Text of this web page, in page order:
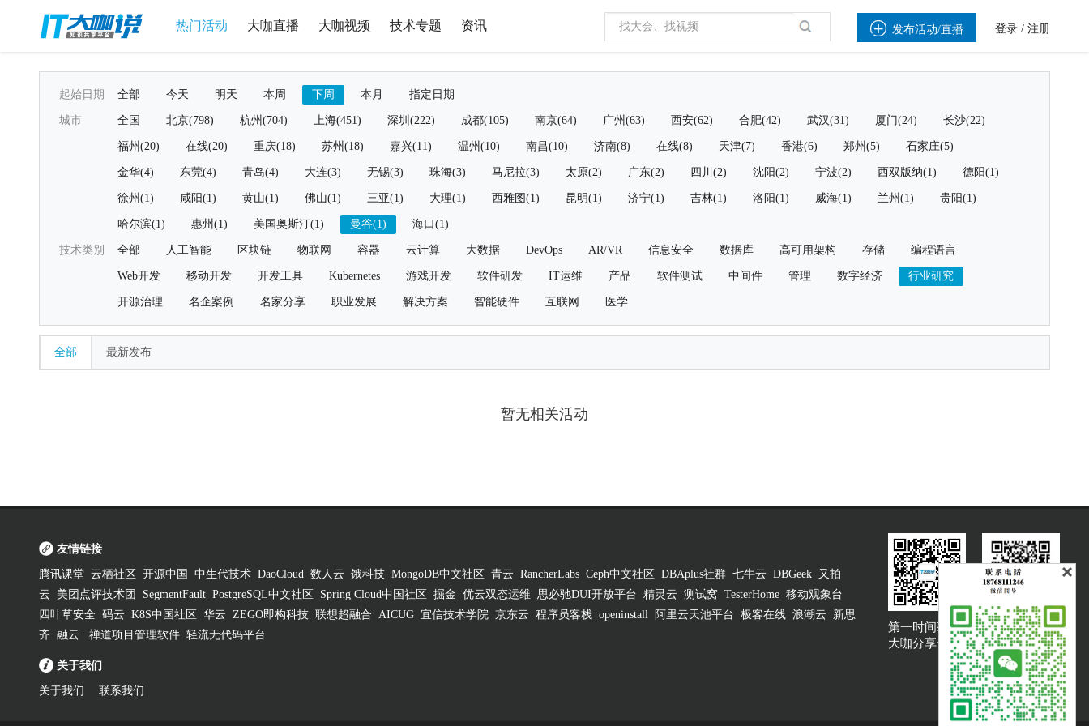
热门活动 大咖直播 大咖视频 技术专题 资讯  发布活动/直播 登录 / 注册
起始日期 全部 今天 明天 本周 下周 本月 指定日期
城市 全国 北京(798) 杭州(704) 上海(451) 深圳(222) 成都(105) 南京(64) 广州(63) 西安(62) 合肥(42) 武汉(31) 厦门(24) 长沙(22)
福州(20) 在线(20) 重庆(18) 苏州(18) 嘉兴(11) 温州(10) 南昌(10) 济南(8) 在线(8) 天津(7) 香港(6) 郑州(5) 石家庄(5)
金华(4) 东莞(4) 青岛(4) 大连(3) 无锡(3) 珠海(3) 马尼拉(3) 太原(2) 广东(2) 四川(2) 沈阳(2) 宁波(2) 西双版纳(1) 德阳(1)
徐州(1) 咸阳(1) 黄山(1) 佛山(1) 三亚(1) 大理(1) 西雅图(1) 昆明(1) 济宁(1) 吉林(1) 洛阳(1) 威海(1) 兰州(1) 贵阳(1)
哈尔滨(1) 惠州(1) 美国奥斯汀(1) 曼谷(1) 海口(1)
技术类别 全部 人工智能 区块链 物联网 容器 云计算 大数据 DevOps AR/VR 信息安全 数据库 高可用架构 存储 编程语言
Web开发 移动开发 开发工具 Kubernetes 游戏开发 软件研发 IT运维 产品 软件测试 中间件 管理 数字经济 行业研究
开源治理 名企案例 名家分享 职业发展 解决方案 智能硬件 互联网 医学
全部 最新发布
暂无相关活动
友情链接
腾讯课堂 云栖社区 开源中国 中生代技术 DaoCloud 数人云 饿科技 MongoDB中文社区 青云 RancherLabs Ceph中文社区 DBAplus社群 七牛云 DBGeek
又拍
云
美团点评技术团 SegmentFault PostgreSQL中文社区 Spring Cloud中国社区 掘金 优云双态运维 思必驰DUI开放平台 精灵云 测试窝 TesterHome 移动观象台
四叶草安全 码云 K8S中国社区 华云 ZEGO即构科技 联想超融合 AICUG 宜信技术学院 京东云 程序员客栈 openinstall 阿里云天池平台 极客在线 浪潮云
新思
齐 融云 禅道项目管理软件 轻流无代码平台
关于我们
关于我们 联系我们
第一时间获取
大咖分享资讯
大咖说吐槽客服